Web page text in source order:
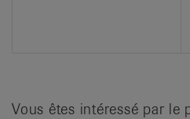
Vous êtes intéressé par le